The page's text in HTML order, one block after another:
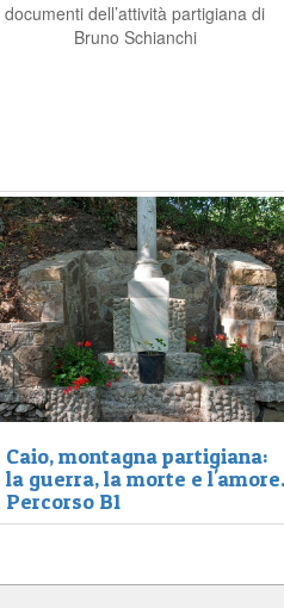
documenti dell’attività partigiana di
Bruno Schianchi
Caio, montagna partigiana:
la guerra, la morte e l'amore.
Percorso B1
nazifascisti, racchiusero e